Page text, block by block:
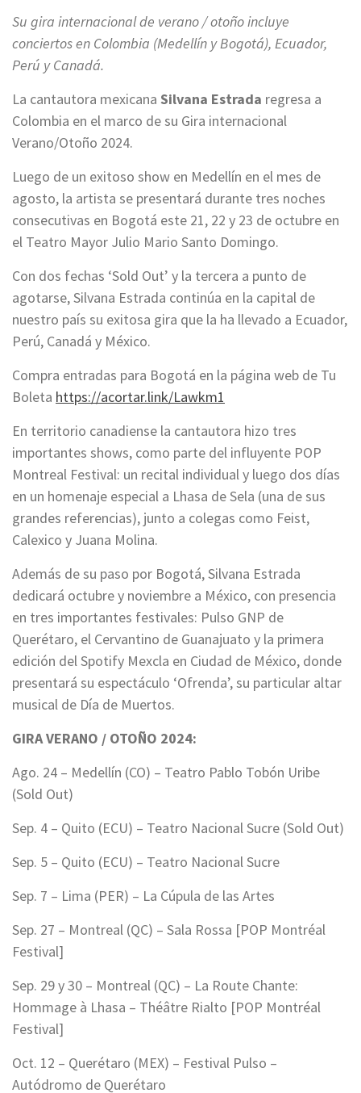
Su gira internacional de verano / otoño incluye
conciertos en Colombia (Medellín y Bogotá), Ecuador,
Perú y Canadá.
La cantautora mexicana Silvana Estrada regresa a
Colombia en el marco de su Gira internacional
Verano/Otoño 2024.
Luego de un exitoso show en Medellín en el mes de
agosto, la artista se presentará durante tres noches
consecutivas en Bogotá este 21, 22 y 23 de octubre en
el Teatro Mayor Julio Mario Santo Domingo.
Con dos fechas ‘Sold Out’ y la tercera a punto de
agotarse, Silvana Estrada continúa en la capital de
nuestro país su exitosa gira que la ha llevado a Ecuador,
Perú, Canadá y México.
Compra entradas para Bogotá en la página web de Tu
Boleta https://acortar.link/Lawkm1
En territorio canadiense la cantautora hizo tres
importantes shows, como parte del influyente POP
Montreal Festival: un recital individual y luego dos días
en un homenaje especial a Lhasa de Sela (una de sus
grandes referencias), junto a colegas como Feist,
Calexico y Juana Molina.
Además de su paso por Bogotá, Silvana Estrada
dedicará octubre y noviembre a México, con presencia
en tres importantes festivales: Pulso GNP de
Querétaro, el Cervantino de Guanajuato y la primera
edición del Spotify Mexcla en Ciudad de México, donde
presentará su espectáculo ‘Ofrenda’, su particular altar
musical de Día de Muertos.
GIRA VERANO / OTOÑO 2024:
Ago. 24 – Medellín (CO) – Teatro Pablo Tobón Uribe
(Sold Out)
Sep. 4 – Quito (ECU) – Teatro Nacional Sucre (Sold Out)
Sep. 5 – Quito (ECU) – Teatro Nacional Sucre
Sep. 7 – Lima (PER) – La Cúpula de las Artes
Sep. 27 – Montreal (QC) – Sala Rossa [POP Montréal
Festival]
Sep. 29 y 30 – Montreal (QC) – La Route Chante:
Hommage à Lhasa – Théâtre Rialto [POP Montréal
Festival]
Oct. 12 – Querétaro (MEX) – Festival Pulso –
Autódromo de Querétaro